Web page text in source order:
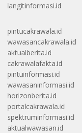
langitinformasi.id
pintucakrawala.id
wawasancakrawala.id
aktualberita.id
cakrawalafakta.id
pintuinformasi.id
wawasaninformasi.id
horizonberita.id
portalcakrawala.id
spektruminformasi.id
aktualwawasan.id